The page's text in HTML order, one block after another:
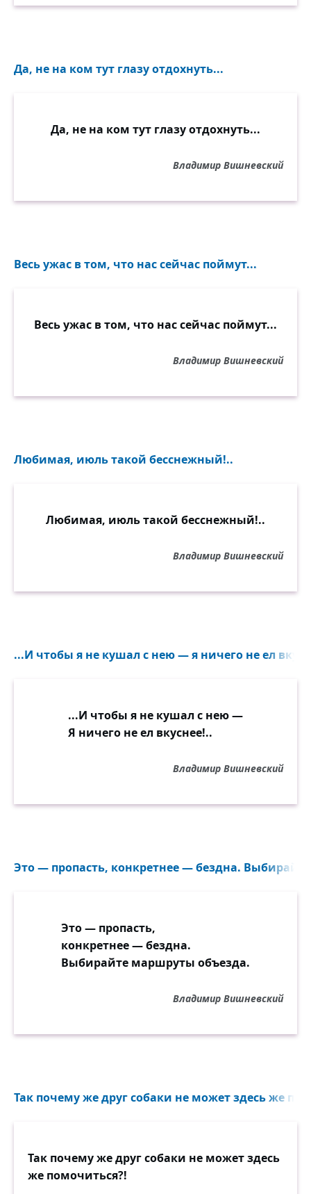
Да, не на ком тут глазу отдохнуть...
Да, не на ком тут глазу отдохнуть...
Владимир Вишневский
Весь ужас в том, что нас сейчас поймут...
Весь ужас в том, что нас сейчас поймут...
Владимир Вишневский
Любимая, июль такой бесснежный!..
Любимая, июль такой бесснежный!..
Владимир Вишневский
...И чтобы я не кушал с нею — я ничего не ел
...И чтобы я не кушал с нею —
Я ничего не ел вкуснее!..
Владимир Вишневский
Это — пропасть, конкретнее — бездна.
Это — пропасть,
конкретнее — бездна.
Выбирайте маршруты объезда.
Владимир Вишневский
Так почему же друг собаки не может здесь же
Так почему же друг собаки не может здесь
же помочиться?!